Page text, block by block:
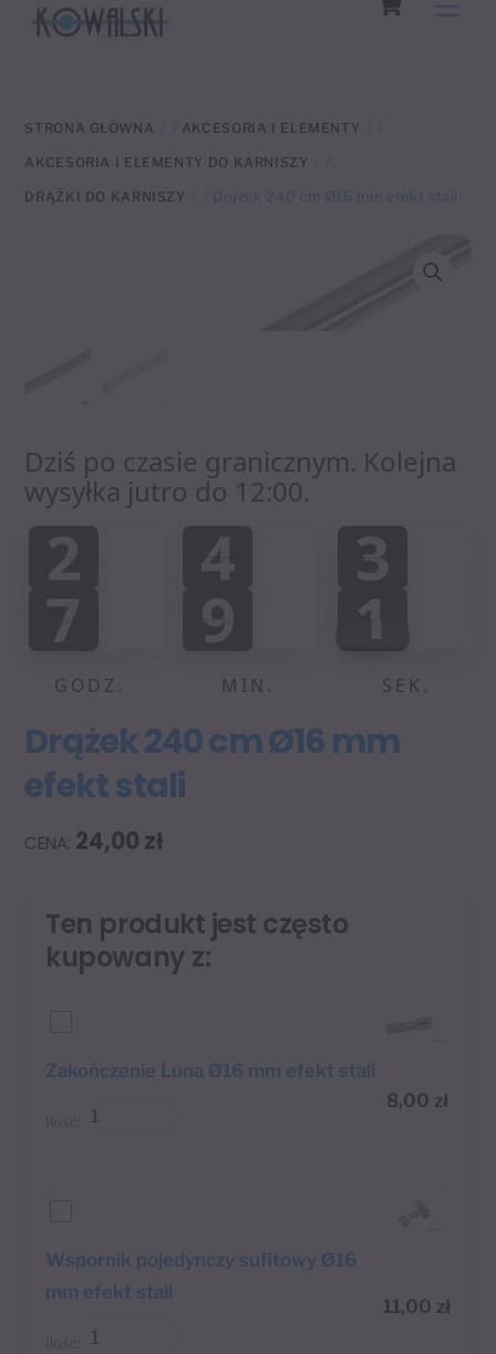
STRONA GŁÓWNA / AKCESORIA I ELEMENTY /
AKCESORIA I ELEMENTY DO KARNISZY /
DRĄŻKI DO KARNISZY / Drążek 240 cm Ø16 mm efekt stali
Dziś po czasie granicznym. Kolejna
wysyłka jutro do 12:00.
2
0
2
7
0
7
4
0
4
9
0
9
3
0
3
1
2
1
3
2
GODZ. MIN. SEK.
Drążek 240 cm Ø16 mm
efekt stali
24,00 zł
Ten produkt jest często
kupowany z:
Zakończenie Luna Ø16 mm efekt stali
8,00 zł
Wspornik pojedynczy sufitowy Ø16
mm efekt stali
11,00 zł